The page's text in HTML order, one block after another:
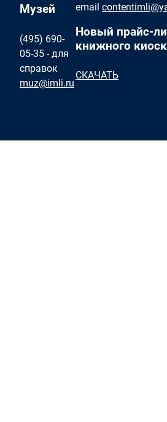
Музей
(495) 690-
05-35 - для
справок
muz@imli.ru
email
Новый прайс-
книжного
СКАЧАТЬ